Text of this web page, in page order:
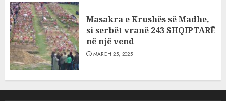
Masakra e Krushës së Madhe,
si serbët vranë 243 SHQIPTARË
në një vend
MARCH 25, 2025